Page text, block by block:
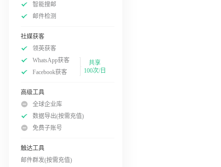
智能搜邮
邮件检测
社媒获客
领英获客
WhatsApp获客
Facebook获客
共享
100次/日
高级工具
全球企业库
数据导出(按需充值)
免费子账号
触达工具
邮件群发(按需充值)